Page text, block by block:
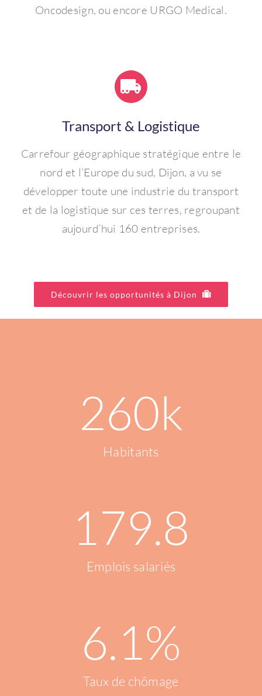
Oncodesign, ou encore URGO Medical.
Transport & Logistique
Carrefour géographique stratégique entre le
nord et l’Europe du sud, Dijon, a vu se
développer toute une industrie du transport
et de la logistique sur ces terres, regroupant
aujourd’hui 160 entreprises.
Découvrir les opportunités à Dijon
260k
Habitants
179.8
Emplois salariés
6.1%
Taux de chômage